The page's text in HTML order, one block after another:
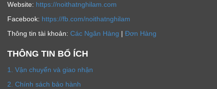
Website: https://noithatnghilam.com
Facebook: https://fb.com/noithatnghilam
Thông tin tài khoản: Các Ngân Hàng | Đơn Hàng
THÔNG TIN BỔ ÍCH
1. Vận chuyển và giao nhận
2. Chính sách bảo hành